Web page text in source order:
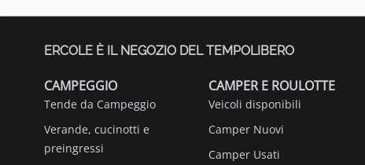
ERCOLE È IL NEGOZIO DEL TEMPOLIBERO
CAMPEGGIO
Tende da Campeggio
Verande, cucinotti e
preingressi
CAMPER E ROULOTTE
Veicoli disponibili
Camper Nuovi
Camper Usati